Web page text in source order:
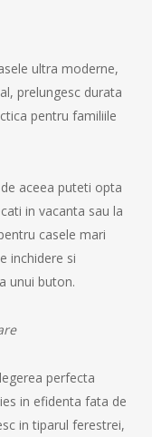
ultra moderne,
prelungesc durata
pentru familiile
aceea puteti opta
in vacanta sau la
casele mari
inchidere si
unui buton.
perfecta
in efidenta fata de
in tiparul ferestrei,